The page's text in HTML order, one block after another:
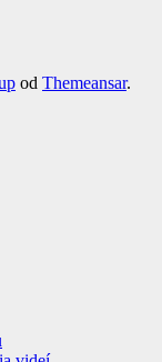
od Themeansar.